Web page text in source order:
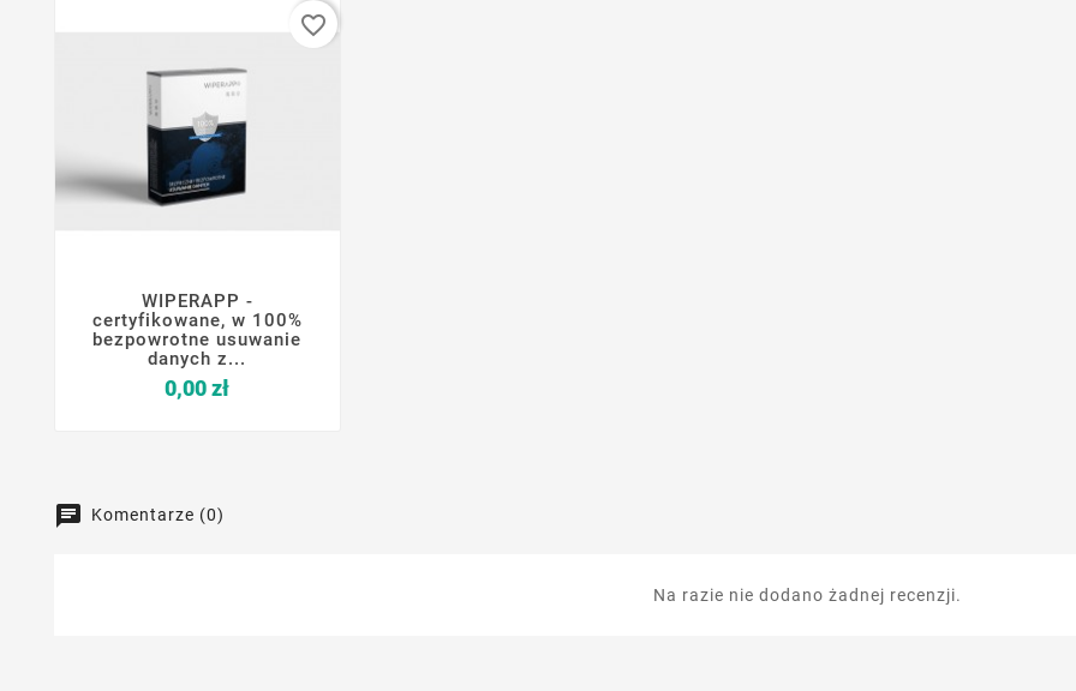
   
WIPERAPP -
certyfikowane, w 100%
bezpowrotne usuwanie
danych z...
0,00 złCena
favorite_border
Komentarze (0)
Na razie nie dodano żadnej recenzji.